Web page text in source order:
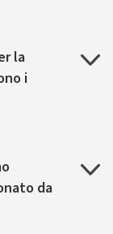
la
i
da